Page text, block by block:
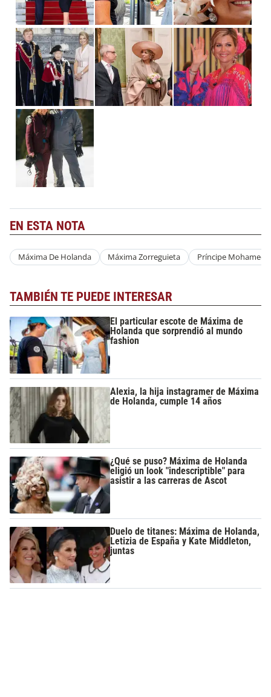
EN ESTA NOTA
Máxima De Holanda Máxima Zorreguieta Príncipe Mohamed
TAMBIÉN TE PUEDE INTERESAR
El particular escote de Máxima de
Holanda que sorprendió al mundo
fashion
Alexia, la hija instagramer de Máxima
de Holanda, cumple 14 años
¿Qué se puso? Máxima de Holanda
eligió un look "indescriptible" para
asistir a las carreras de Ascot
Duelo de titanes: Máxima de Holanda,
Letizia de España y Kate Middleton,
juntas